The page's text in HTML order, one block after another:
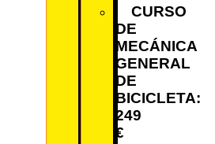
CURSO
DE
MECÁNICA
GENERAL
DE
BICICLETA:
249
€